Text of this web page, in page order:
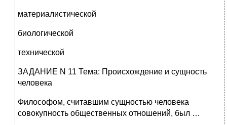
материалистической
биологической
технической
ЗАДАНИЕ N 11 Тема: Происхождение и сущность
человека
Философом, считавшим сущностью человека
совокупность общественных отношений, был …